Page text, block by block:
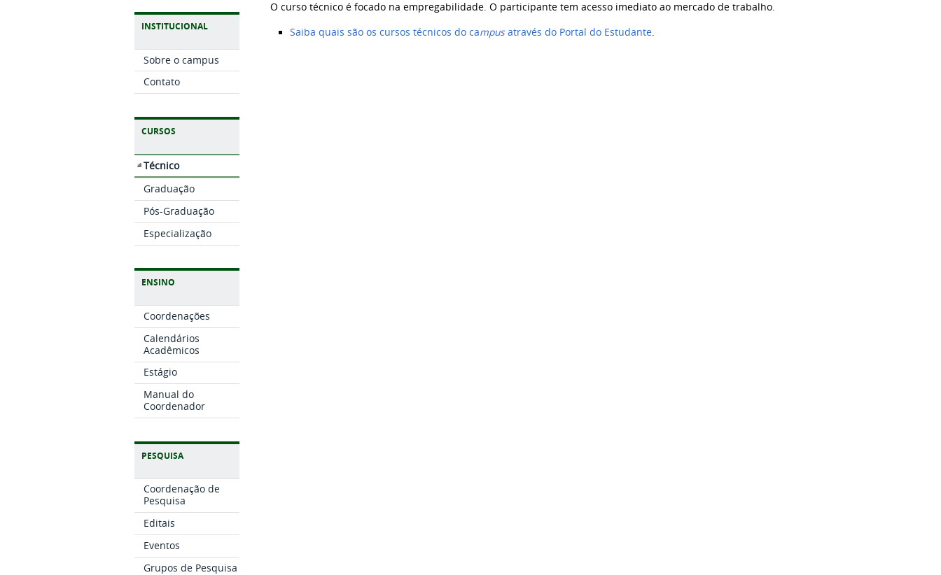
INSTITUCIONAL
Sobre o campus
Contato
CURSOS
Técnico
Graduação
Pós-Graduação
Especialização
ENSINO
Coordenações
Calendários
Acadêmicos
Estágio
Manual do
Coordenador
PESQUISA
Coordenação de
Pesquisa
Editais
Eventos
Grupos de Pesquisa
O curso técnico é focado na empregabilidade. O participante tem acesso imediato ao mercado de trabalho.
Saiba quais são os cursos técnicos do campusatravés do Portal do Estudante.